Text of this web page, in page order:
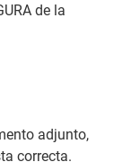
de la
adjunto,
correcta.